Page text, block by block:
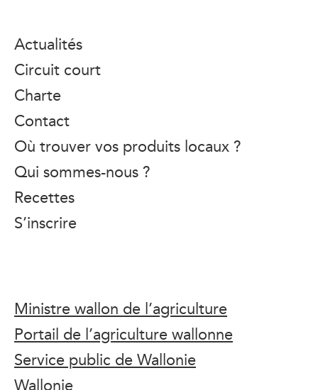
Actualités
Circuit court
Charte
Contact
Où trouver vos produits locaux ?
Qui sommes-nous ?
Recettes
S’inscrire
Ministre wallon de l’agriculture
Portail de l’agriculture wallonne
Service public de Wallonie
Wallonie